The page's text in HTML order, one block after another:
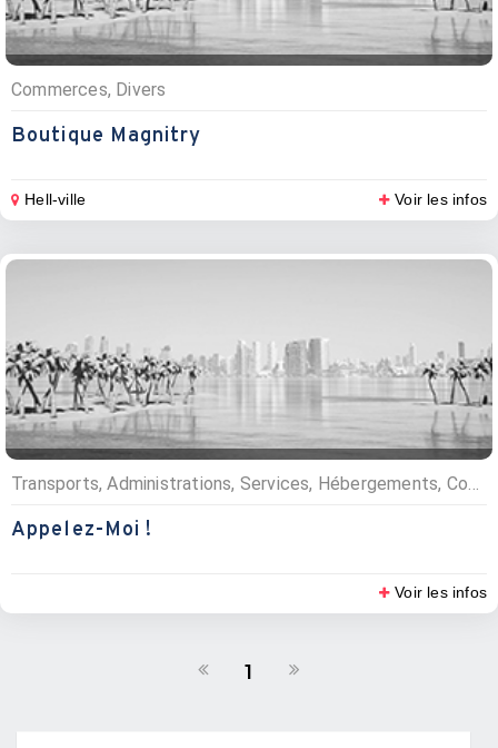
Commerces, Divers
Boutique Magnitry
Hell-ville Voir les infos
Appelez-Moi !
Voir les infos
1